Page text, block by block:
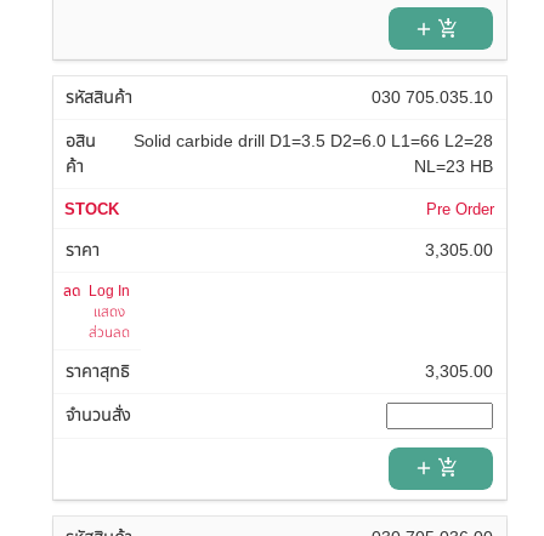
add_shopping_cart
030 705.035.10
Solid carbide drill D1=3.5 D2=6.0 L1=66 L2=28
NL=23 HB
Pre Order
3,305.00
Log In
แสดง
ส่วนลด
3,305.00
add_shopping_cart